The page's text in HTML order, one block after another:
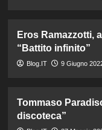
Eros Ramazzotti,
“Battito infinito”
Blog.IT 9 Giugno
Tommaso
discoteca”